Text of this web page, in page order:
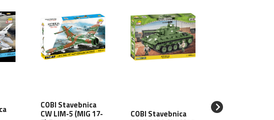
COBI Stavebnica
CW LIM-5 (MIG 17- COBI Stavebnica COBI